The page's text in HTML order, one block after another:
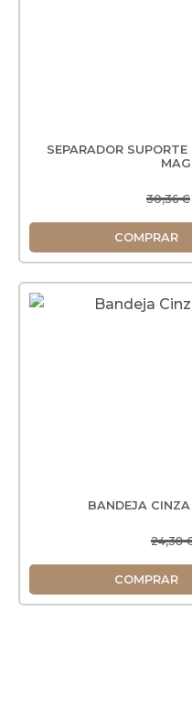
SEPARADOR
30,36 €
COMPRAR
BANDEJA
24,38
COMPRAR